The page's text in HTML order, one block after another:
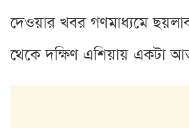
দেওয়ার খবর গণমাধ্যমে
থেকে দক্ষিণ এশিয়ায় একটা